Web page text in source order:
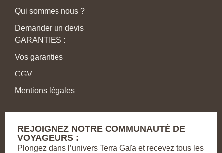
Qui sommes nous ?
Demander un devis
GARANTIES :
Vos garanties
CGV
Mentions légales
REJOIGNEZ NOTRE COMMUNAUTÉ DE
VOYAGEURS :
Plongez dans l’univers Terra Gaïa et recevez tous les